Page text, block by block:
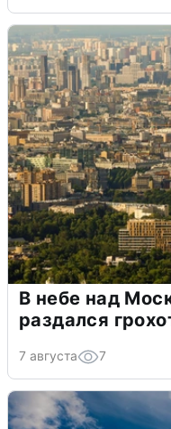
В небе над
раздался
7 августа 7